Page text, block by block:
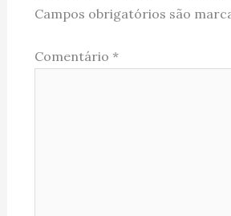
Campos obrigatórios são
Comentário *